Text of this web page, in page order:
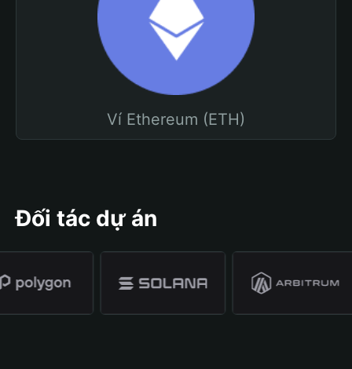
Ví Ethereum (ETH)
Đối tác dự án